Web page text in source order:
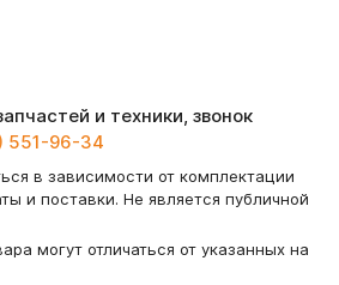
и техники, звонок
551-96-34
в зависимости от комплектации
и поставки. Не является публичной
могут отличаться от указанных на